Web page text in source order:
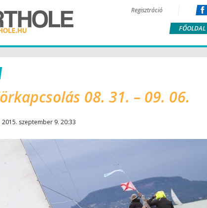
Regisztráció
FŐOLDAL
08. 31. – 09. 06.
2015. szeptember 9. 20:33